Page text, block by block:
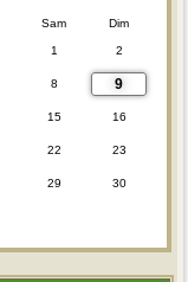
Sam Dim
1 2
8 9
15 16
22 23
29 30